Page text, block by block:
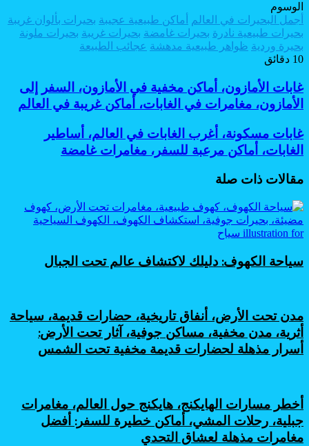
الوسوم
أجمل البحيرات في العالم
أماكن طبيعية عجيبة بحيرات بألوان غريبة
بحيرات طبيعية نادرة بحيرات غامضة بحيرات غريبة بحيرات ملونة
بحيرة وردية ظواهر طبيعية مدهشة عجائب الطبيعة
10 دقائق
غابات
الأمازون،
أماكن
في
الأمازون،
إلى
مغامرات
في
الغابات،
أماكن
غريبة
في
غابات الأمازون، أماكن مخفية في الأمازون، السفر إلى
الأمازون، مغامرات في الغابات، أماكن غريبة في العالم
غابات
مسكونة،
أغرب
الغابات
في
أساطير
الغابات،
أماكن
للسفر،
غابات مسكونة، أغرب الغابات في العالم، أساطير
الغابات، أماكن مرعبة للسفر، مغامرات غامضة
مقالات ذات صلة
سياحة الكهوف: دليلك لاكتشاف عالم تحت الجبال
مدن تحت الأرض، أنفاق تاريخية، حضارات قديمة، سياحة
أثرية، مدن مخفية، مساكن جوفية، آثار تحت الأرض:
أسرار مذهلة لحضارات قديمة مخفية تحت الشمس
أخطر مسارات الهايكنج، هايكنج حول العالم، مغامرات
جبلية، رحلات المشي، أماكن خطيرة للسفر: أفضل
مغامرات مذهلة لعشاق التحدي